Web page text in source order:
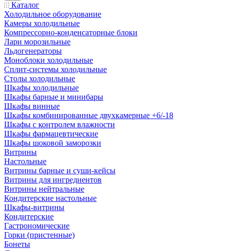
Каталог
Холодильное оборудование
Камеры холодильные
Компрессорно-конденсаторные блоки
Лари морозильные
Льдогенераторы
Моноблоки холодильные
Сплит-системы холодильные
Столы холодильные
Шкафы холодильные
Шкафы барные и минибары
Шкафы винные
Шкафы комбинированные двухкамерные +6/-18
Шкафы с контролем влажности
Шкафы фармацевтические
Шкафы шоковой заморозки
Витрины
Настольные
Витрины барные и суши-кейсы
Витрины для ингредиентов
Витрины нейтральные
Кондитерские настольные
Шкафы-витрины
Кондитерские
Гастрономические
Горки (пристенные)
Бонеты